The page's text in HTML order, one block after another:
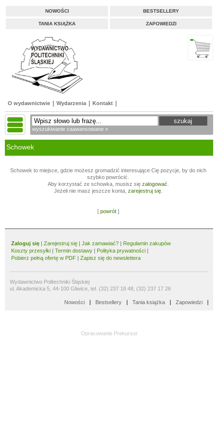
NOWOŚCI BESTSELLERY
TANIA KSIĄŻKA ZAPOWIEDZI
O wydawnictwie Wydarzenia Kontakt
wyszukiwanie zaawansowane »
Schowek
Schowek to miejsce, gdzie możesz gromadzić interesujące Cię pozycje, by do nich
szybko powrócić.
Aby korzystać ze schowka, musisz się zalogować
Jeżeli nie masz jeszcze konta, zarejestruj się.
[ powrót]
Zaloguj się | Zarejestruj się | Jak zamawiać? | Regulamin zakupów
Koszty przesyłki | Termin dostawy | Polityka prywatności |
Pobierz pełną ofertę w PDF | Zapisz się do newslettera
Wydawnictwo Politechniki Śląskiej
ul. Akademicka 5, 44-100 Gliwice, tel. (32) 237 18 48, (32) 237 17 26
Nowości Bestsellery Tania książka Zapowiedzi
Opracowanie Prekursor